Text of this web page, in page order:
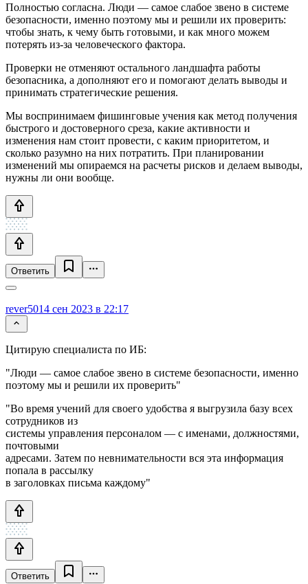
Полностью согласна. Люди — самое слабое звено в системе
безопасности, именно поэтому мы и решили их проверить:
чтобы знать, к чему быть готовыми, и как много можем
потерять из-за человеческого фактора.
Проверки не отменяют остального ландшафта работы
безопасника, а дополняют его и помогают делать выводы и
принимать стратегические решения.
Мы воспринимаем фишинговые учения как метод получения
быстрого и достоверного среза, какие активности и
изменения нам стоит провести, с каким приоритетом, и
сколько разумно на них потратить. При планировании
изменений мы опираемся на расчеты рисков и делаем выводы,
нужны ли они вообще.
Ответить
rever5014 сен 2023 в 22:17
Цитирую специалиста по ИБ:
"Люди — самое слабое звено в системе безопасности, именно
поэтому мы и решили их проверить"
"Во время учений для своего удобства я выгрузила базу всех
сотрудников из
системы управления персоналом — с именами, должностями,
почтовыми
адресами. Затем по невнимательности вся эта информация
попала в рассылку
в заголовках письма каждому"
Ответить